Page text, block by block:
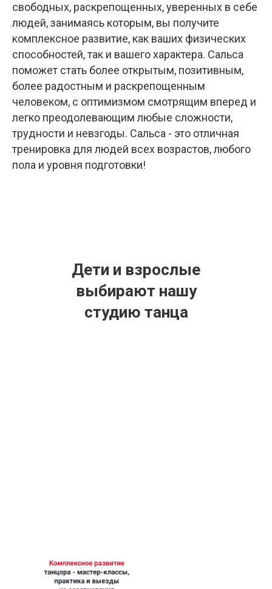
свободных, раскрепощенных, уверенных в себе
людей, занимаясь которым, вы получите
комплексное развитие, как ваших физических
способностей, так и вашего характера. Сальса
поможет стать более открытым, позитивным,
более радостным и раскрепощенным
человеком, с оптимизмом смотрящим вперед и
легко преодолевающим любые сложности,
трудности и невзгоды. Сальса - это отличная
тренировка для людей всех возрастов, любого
пола и уровня подготовки!
Дети и взрослые
выбирают нашу
студию танца